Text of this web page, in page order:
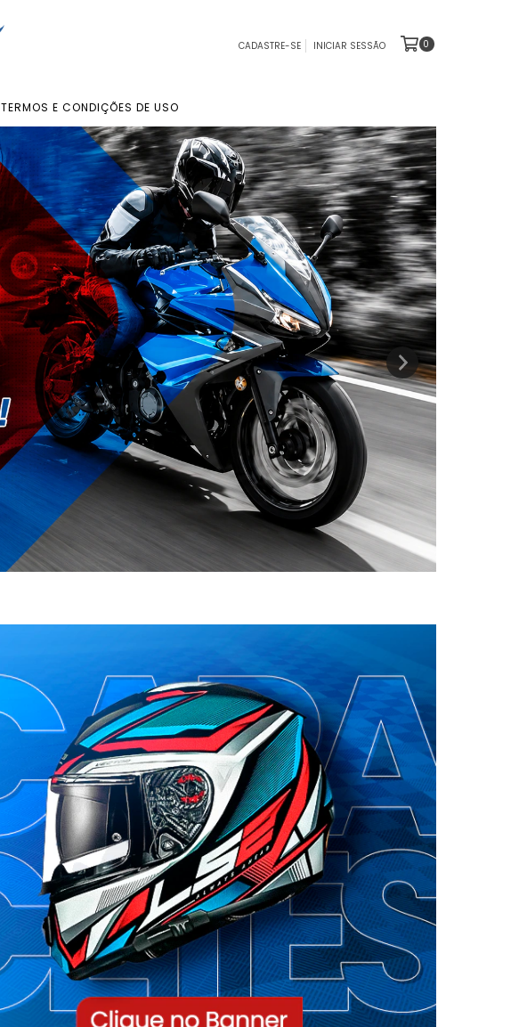
CADASTRE-SE INICIAR SESSÃO 0
TERMOS E CONDIÇÕES DE USO